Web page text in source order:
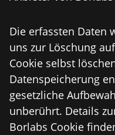
Die erfassten Daten
uns zur Löschung
Cookie selbst
Datenspeicherung
gesetzliche
unberührt. Details
Borlabs Cookie